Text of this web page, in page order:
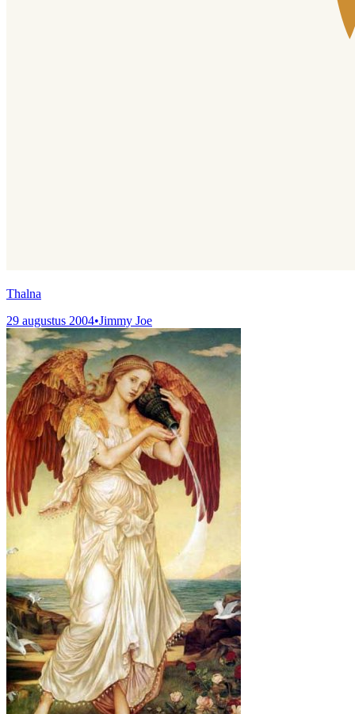
Thalna
29 augustus 2004•Jimmy Joe